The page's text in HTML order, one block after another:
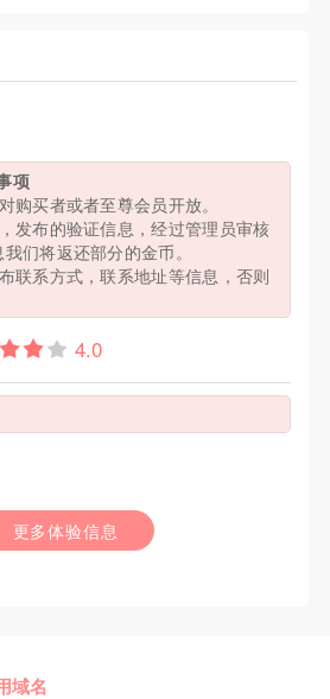
项
购买者或者至尊会员开放。
发布的验证信息，经过管理员审核
们将返还部分的金币。
联系方式，联系地址等信息，否则
更多体验信息
域名